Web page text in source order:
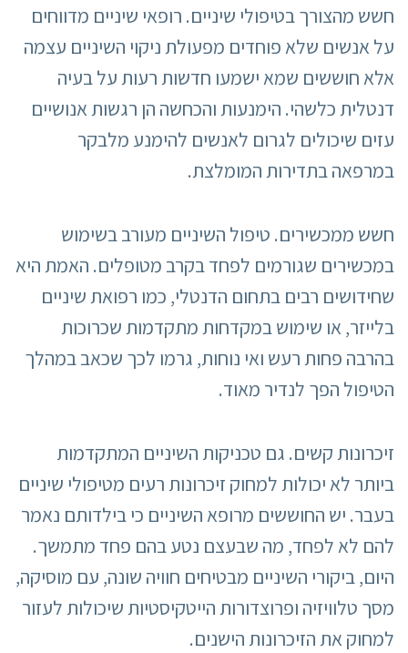
חשש מהצורך בטיפולי שיניים. רופאי שיניים מדווחים
על אנשים שלא פוחדים מפעולת ניקוי השיניים עצמה
אלא חוששים שמא ישמעו חדשות רעות על בעיה
דנטלית כלשהי. הימנעות והכחשה הן רגשות אנושיים
עזים שיכולים לגרום לאנשים להימנע מלבקר
במרפאה בתדירות המומלצת.
חשש ממכשירים. טיפול השיניים מעורב בשימוש
במכשירים שגורמים לפחד בקרב מטופלים. האמת היא
שחידושים רבים בתחום הדנטלי, כמו רפואת שיניים
בלייזר, או שימוש במקדחות מתקדמות שכרוכות
בהרבה פחות רעש ואי נוחות, גרמו לכך שכאב במהלך
הטיפול הפך לנדיר מאוד.
זיכרונות קשים. גם טכניקות השיניים המתקדמות
ביותר לא יכולות למחוק זיכרונות רעים מטיפולי שיניים
בעבר. יש החוששים מרופא השיניים כי בילדותם נאמר
להם לא לפחד, מה שבעצם נטע בהם פחד מתמשך.
היום, ביקורי השיניים מבטיחים חוויה שונה, עם מוסיקה,
מסך טלוויזיה ופרוצדורות הייטקיסטיות שיכולות לעזור
למחוק את הזיכרונות הישנים.